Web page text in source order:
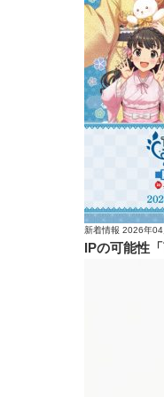
新着情報 2026年04
IPの可能性